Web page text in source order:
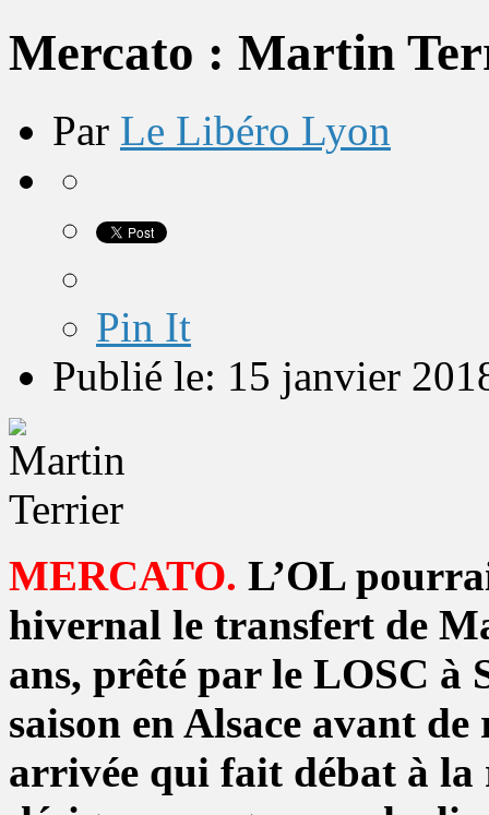
Mercato : Martin
Par Le Libéro Lyon
Pin It
Publié le: 15 janvier
MERCATO. L’OL
hivernal le transfert de
ans, prêté par le LOSC
saison en Alsace avant
arrivée qui fait débat à la